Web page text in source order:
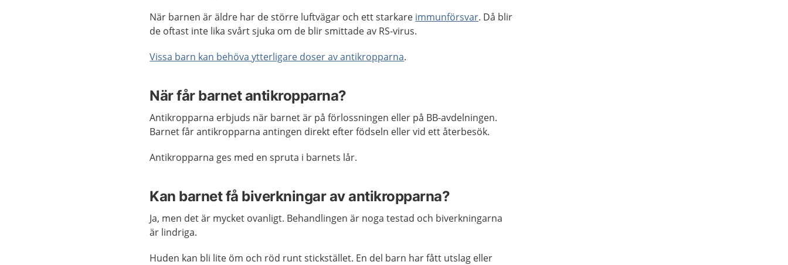
När barnen är äldre har de större luftvägar och ett starkare immunförsvar. Då blir
de oftast inte lika svårt sjuka om de blir smittade av RS-virus.
Vissa barn kan behöva ytterligare doser av antikropparna.
När får barnet antikropparna?
Antikropparna erbjuds när barnet är på förlossningen eller på BB-avdelningen.
Barnet får antikropparna antingen direkt efter födseln eller vid ett återbesök.
Antikropparna ges med en spruta i barnets lår.
Kan barnet få biverkningar av antikropparna?
Ja, men det är mycket ovanligt. Behandlingen är noga testad och biverkningarna
är lindriga.
Huden kan bli lite öm och röd runt stickstället. En del barn har fått utslag eller